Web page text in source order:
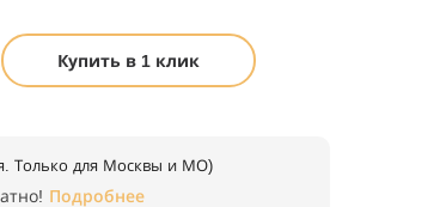
Купить в 1 клик
Только для Москвы и МО)
Подробнее